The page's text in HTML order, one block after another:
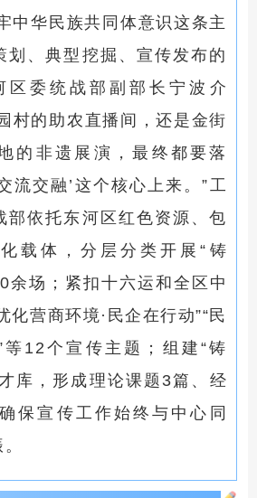
中华民族共同体意识这条主
划、典型挖掘、宣传发布的
区委统战部副部长宁波介
村的助农直播间，还是金街
的非遗展演，最终都要落
流交融’这个核心上来。”工
部依托东河区红色资源、包
载体，分层分类开展“铸
余场；紧扣十六运和全区中
化营商环境·民企在行动”“民
12个宣传主题；组建“铸
库，形成理论课题3篇、经
保宣传工作始终与中心同